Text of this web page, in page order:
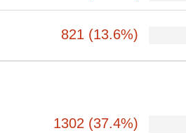
821 (13.6%)
1302 (37.4%)